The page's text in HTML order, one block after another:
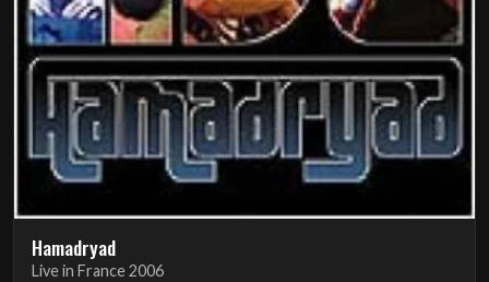
Hamadryad
Live in France 2006